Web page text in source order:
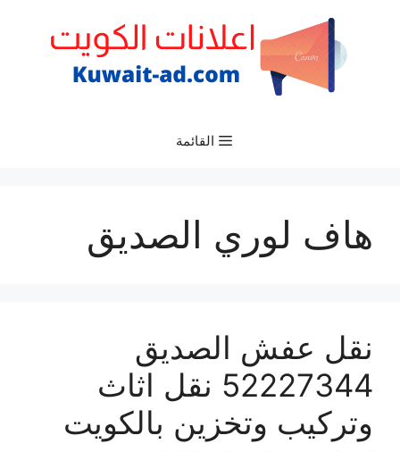
القائمة
هاف لوري الصديق
نقل عفش الصديق
52227344 نقل اثاث
وتركيب وتخزين بالكويت